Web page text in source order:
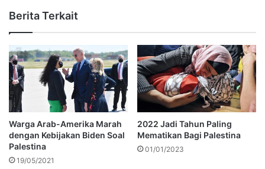
Berita Terkait
Warga Arab-Amerika Marah
dengan Kebijakan Biden Soal
Palestina
19/05/2021
2022 Jadi Tahun Paling
Mematikan Bagi Palestina
01/01/2023